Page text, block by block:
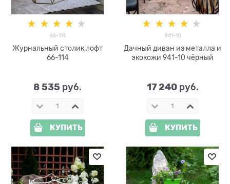
66-114
Журнальный столик лофт
66-114
8 535 руб.
КУПИТЬ
941-10
Дачный диван из металла и
экокожи 941-10 чёрный
17 240 руб.
КУПИТЬ